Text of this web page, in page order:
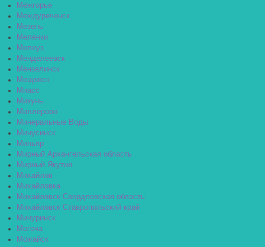
Межгорье
Междуреченск
Мезень
Меленки
Мелеуз
Менделеевск
Мензелинск
Мещовск
Миасс
Микунь
Миллерово
Минеральные Воды
Минусинск
Миньяр
Мирный Архангельская область
Мирный Якутия
Михайлов
Михайловка
Михайловск Свердловская область
Михайловск Ставропольский край
Мичуринск
Могоча
Можайск